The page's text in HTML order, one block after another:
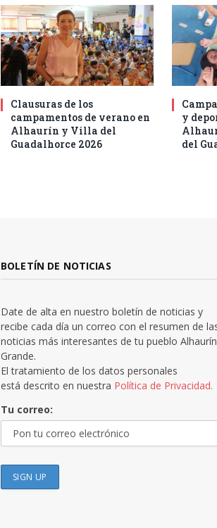
Clausuras de los
campamentos de verano en
Alhaurín y Villa del
Guadalhorce 2026
y
del
BOLETÍN DE NOTICIAS
Date de alta en nuestro boletín de noticias y
recibe cada día un correo con el resumen de
noticias más interesantes de tu pueblo
Grande.
El tratamiento de los datos personales
está descrito en nuestra Política de Privacidad.
Tu correo: